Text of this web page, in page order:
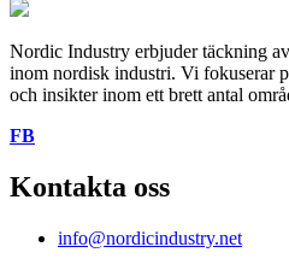
Nordic Industry erbjuder täckning
inom nordisk industri. Vi fokuserar
och insikter inom ett brett antal
FB
Kontakta oss
info@nordicindustry.net